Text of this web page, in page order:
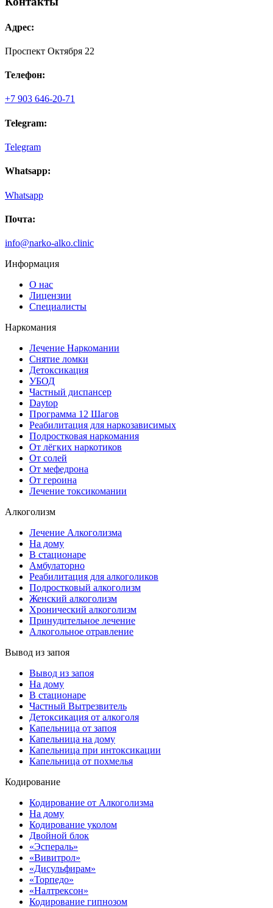
Адрес:
Проспект Октября 22
Телефон:
+7 903 646-20-71
Telegram:
Telegram
Whatsapp:
Whatsapp
Почта:
info@narko-alko.clinic
Информация
О нас
Лицензии
Специалисты
Наркомания
Лечение Наркомании
Снятие ломки
Детоксикация
УБОД
Частный диспансер
Daytop
Программа 12 Шагов
Реабилитация для наркозависимых
Подростковая наркомания
От лёгких наркотиков
От солей
От мефедрона
От героина
Лечение токсикомании
Алкоголизм
Лечение Алкоголизма
На дому
В стационаре
Амбулаторно
Реабилитация для алкоголиков
Подростковый алкоголизм
Женский алкоголизм
Хронический алкоголизм
Принудительное лечение
Алкогольное отравление
Вывод из запоя
Вывод из запоя
На дому
В стационаре
Частный Вытрезвитель
Детоксикация от алкоголя
Капельница от запоя
Капельница на дому
Капельница при интоксикации
Капельница от похмелья
Кодирование
Кодирование от Алкоголизма
На дому
Кодирование уколом
Двойной блок
«Эспераль»
«Вивитрол»
«Дисульфирам»
«Торпедо»
«Налтрексон»
Кодирование гипнозом